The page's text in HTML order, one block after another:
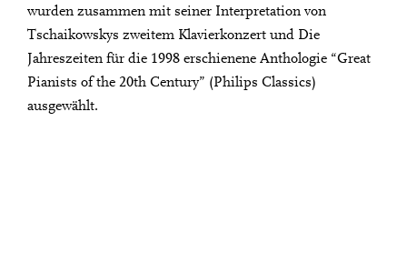
wurden zusammen mit seiner Interpretation von
Tschaikowskys zweitem Klavierkonzert und Die
Jahreszeiten für die 1998 erschienene Anthologie “Great
Pianists of the 20th Century” (Philips Classics)
ausgewählt.